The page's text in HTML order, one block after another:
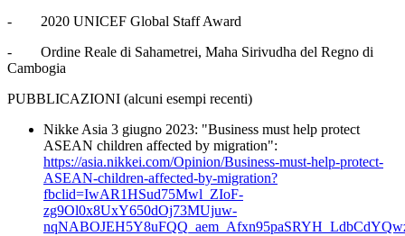
- 2020 UNICEF Global Staff Award
- Ordine Reale di Sahametrei, Maha Sirivudha del Regno di
Cambogia
PUBBLICAZIONI (alcuni esempi recenti)
Nikke Asia 3 giugno 2023: "Business must help protect
ASEAN children affected by migration":
https://asia.nikkei.com/Opinion/Business-must-help-protect-
ASEAN-children-affected-by-migration?
fbclid=IwAR1HSud75Mwl_ZIoF-
zg9Ol0x8UxY650dOj73MUjuw-